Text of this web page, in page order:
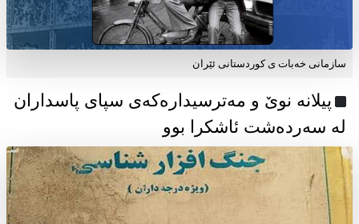
سازمانی خەبات ی كوردستانی ئێران
پیلانە نوێ و مەترسیدارەکەی سپای پاسداران
لە سەردەشت ئاشکرا بوو